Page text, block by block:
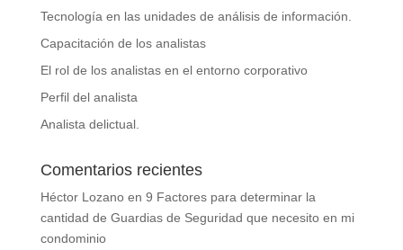
Tecnología en las unidades de análisis de información.
Capacitación de los analistas
El rol de los analistas en el entorno corporativo
Perfil del analista
Analista delictual.
Comentarios recientes
Héctor Lozanoen 9 Factores para determinar la
cantidad de Guardias de Seguridad que necesito en mi
condominio